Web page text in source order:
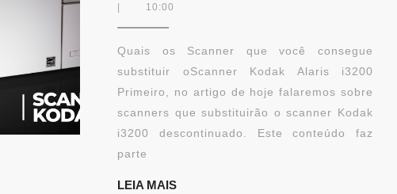
VOCÊ
O
SCANNER
10:00
Quais os Scanner que você consegue
substituir oScanner Kodak Alaris i3200
Primeiro, no artigo de hoje falaremos sobre
scanners que substituirão o scanner Kodak
i3200 descontinuado. Este conteúdo faz
parte
LEIA MAISLEIA